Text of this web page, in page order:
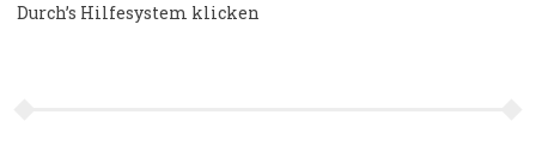
Durch’s Hilfesystem klicken